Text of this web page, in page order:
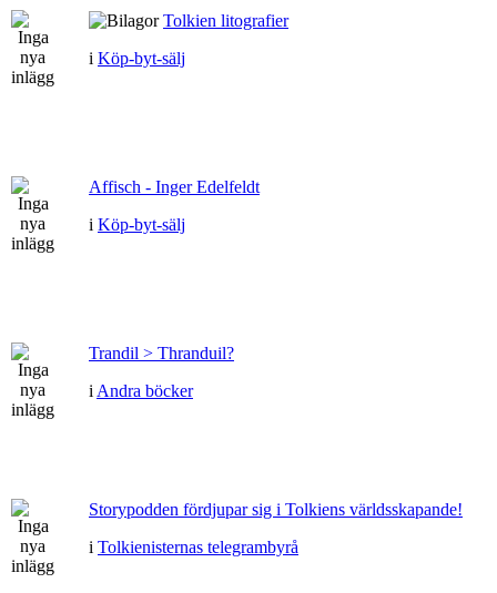
Tolkien litografier
i Köp-byt-sälj
Affisch - Inger Edelfeldt
i Köp-byt-sälj
Trandil > Thranduil?
i Andra böcker
Storypodden fördjupar sig i Tolkiens världsskapande!
i Tolkienisternas telegrambyrå